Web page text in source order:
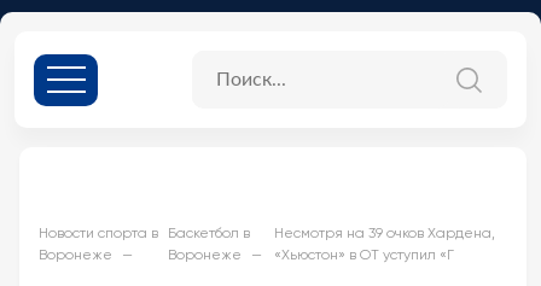
Новости спорта в
Воронеже
Баскетбол в
Воронеже
Несмотря на 39 очков Хардена,
«Хьюстон» в ОТ уступил «Г